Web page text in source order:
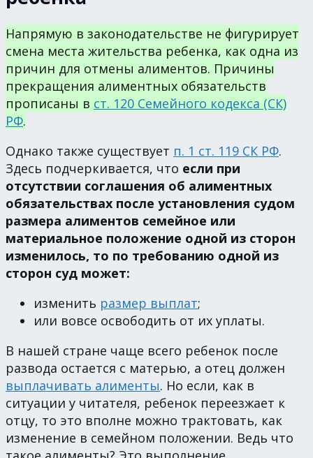
Напрямую в законодательстве не фигурирует
смена места жительства ребенка, как одна из
причин для отмены алиментов. Причины
прекращения алиментных обязательств
прописаны в ст. 120 Семейного кодекса (СК)
РФ.
Однако также существует п. 1 ст. 119 СК РФ.
Здесь подчеркивается, что если при
отсутствии соглашения об алиментных
обязательствах после установления судом
размера алиментов семейное или
материальное положение одной из сторон
изменилось, то по требованию одной из
сторон суд может:
изменить размер выплат;
или вовсе освободить от их уплаты.
В нашей стране чаще всего ребенок после
развода остается с матерью, а отец должен
выплачивать алименты. Но если, как в
ситуации у читателя, ребенок переезжает к
отцу, то это вполне можно трактовать, как
изменение в семейном положении. Ведь что